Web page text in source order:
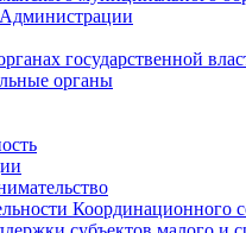
Администрации
государственной
органы
Координационного